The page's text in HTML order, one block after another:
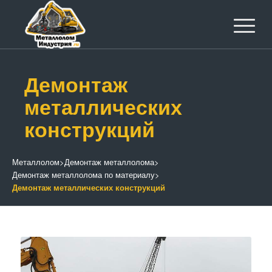
Демонтаж
металлических
конструкций
Металлолом>Демонтаж металлолома>
Демонтаж металлолома по материалу>
Демонтаж металлических конструкций